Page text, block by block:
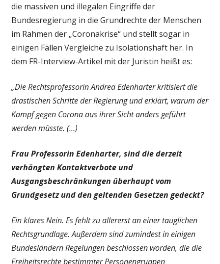
die massiven und illegalen Eingriffe der
Bundesregierung in die Grundrechte der Menschen
im Rahmen der „Coronakrise“ und stellt sogar in
einigen Fällen Vergleiche zu Isolationshaft her. In
dem FR-Interview-Artikel mit der Juristin heißt es:
„Die Rechtsprofessorin Andrea Edenharter kritisiert die
drastischen Schritte der Regierung und erklärt, warum der
Kampf gegen Corona aus ihrer Sicht anders geführt
werden müsste. (…)
Frau Professorin Edenharter, sind die derzeit
verhängten Kontaktverbote und
Ausgangsbeschränkungen überhaupt vom
Grundgesetz und den geltenden Gesetzen gedeckt?
Ein klares Nein. Es fehlt zu allererst an einer tauglichen
Rechtsgrundlage. Außerdem sind zumindest in einigen
Bundesländern Regelungen beschlossen worden, die die
Freiheitsrechte bestimmter Personengruppen